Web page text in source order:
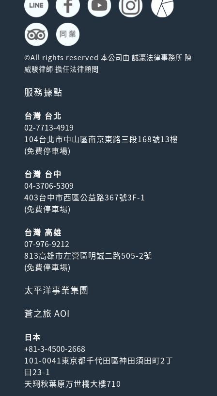
©All rights reserved 本公司由 誠瀛法律事務所 陳
威駿律師 擔任法律顧問
服務據點
台灣 台北
02-7713-4919
104台北市中山區南京東路三段168號13樓
(免費停車場)
台灣 台中
04-3706-5309
403台中市西區公益路367號3F-1
(免費停車場)
台灣 高雄
07-976-9212
813高雄市左營區明誠二路505-2號
(免費停車場)
太平洋事業集團
蒼之旅 AOI
日本
+81-3-4500-2668
101-0041東京都千代田區神田須田町2丁
目23-1
天翔秋葉原万世橋大樓710